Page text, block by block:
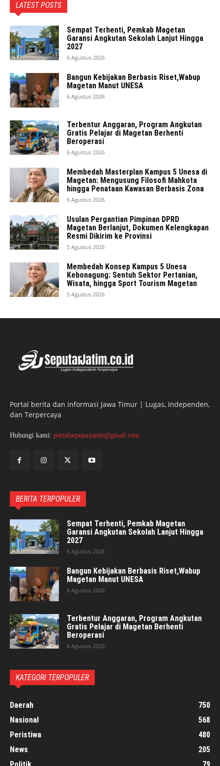
LATEST POSTS
Sempat Terhenti, Pemkab Magetan
Garansi Angkutan Sekolah Lanjut Hingga
2027
6 Agustus 2026
Bangun Kebijakan Berbasis Riset,Wabup
Magetan Manut UNESA
6 Agustus 2026
Terbentur Anggaran, Program Angkutan
Gratis Pelajar di Magetan Berhenti
Beroperasi
6 Agustus 2026
Membedah Masterplan Kampus 5 Unesa di
Magetan: Mengusung Filosofi Mahkota
hingga Penataan Kawasan Berbasis Zona
6 Agustus 2026
Usulan Pergantian Pimpinan DPRD
Magetan Berlanjut, Dokumen Kelengkapan
Resmi Dikirim ke Provinsi
5 Agustus 2026
Membedah Konsep Kampus 5 Unesa
Kebonagung: Sentuh Sektor Pertanian,
Wisata, hingga Sport Tourism Magetan
5 Agustus 2026
Portal berita dan informasi Jawa Timur | Lugas, Independen,
dan Terpercaya
Hubungi kami: portalseputarjatim@gmail.com
BERITA TERPOPULER
Sempat Terhenti, Pemkab Magetan
Garansi Angkutan Sekolah Lanjut Hingga
2027
6 Agustus 2026
Bangun Kebijakan Berbasis Riset,Wabup
Magetan Manut UNESA
6 Agustus 2026
Terbentur Anggaran, Program Angkutan
Gratis Pelajar di Magetan Berhenti
Beroperasi
6 Agustus 2026
KATEGORI TERPOPULER
Daerah
750
Nasional
568
Peristiwa
480
News
205